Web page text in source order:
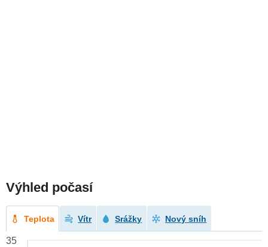
Výhled počasí
Teplota Vítr Srážky Nový sníh
35